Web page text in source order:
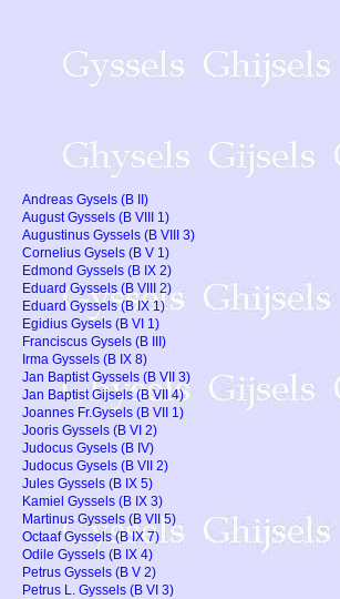
Andreas Gysels (B II)
August Gyssels (B VIII 1)
Augustinus Gyssels (B VIII 3)
Cornelius Gysels (B V 1)
Edmond Gyssels (B IX 2)
Eduard Gyssels (B VIII 2)
Eduard Gyssels (B IX 1)
Egidius Gysels (B VI 1)
Franciscus Gysels (B III)
Irma Gyssels (B IX 8)
Jan Baptist Gyssels (B VII 3)
Jan Baptist Gijsels (B VII 4)
Joannes Fr.Gysels (B VII 1)
Jooris Gyssels (B VI 2)
Judocus Gysels (B IV)
Judocus Gysels (B VII 2)
Jules Gyssels (B IX 5)
Kamiel Gyssels (B IX 3)
Martinus Gyssels (B VII 5)
Octaaf Gyssels (B IX 7)
Odile Gyssels (B IX 4)
Petrus Gyssels (B V 2)
Petrus L. Gyssels (B VI 3)